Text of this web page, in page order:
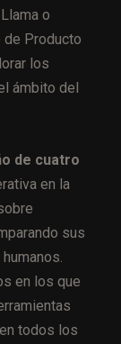
o
de Producto
los
ámbito del
de cuatro
en la
sus
en los que
todos los